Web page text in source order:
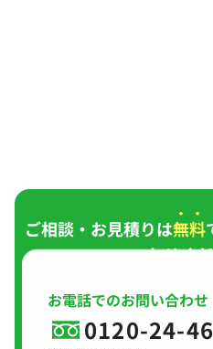
ご相談・お見積りは無料
わせく
お電話でのお問い合わせ
0120-24-